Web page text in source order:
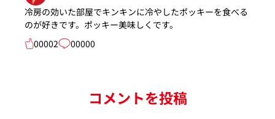
冷房の効いた部屋でキンキンに冷やしたポッキーを食べる
のが好きです。ポッキー美味しくです。
00002
00000
コメントを投稿